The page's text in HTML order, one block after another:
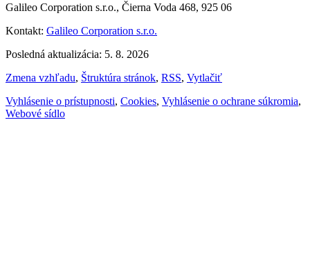
Galileo Corporation s.r.o., Čierna Voda 468, 925 06
Kontakt: Galileo Corporation s.r.o.
Posledná aktualizácia: 5. 8. 2026
Zmena vzhľadu, Štruktúra stránok, RSS, Vytlačiť
Vyhlásenie o prístupnosti, Cookies, Vyhlásenie o ochrane súkromia,
Webové sídlo